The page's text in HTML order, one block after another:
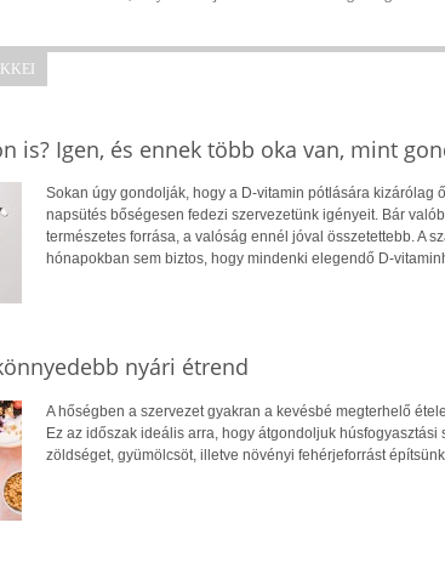
is? Igen, és ennek több oka van, mint
Sokan úgy gondolják, hogy a D-vitamin pótlására kizárólag
napsütés bőségesen fedezi szervezetünk igényeit. Bár
természetes forrása, a valóság ennél jóval összetettebb. A
hónapokban sem biztos, hogy mindenki elegendő D-
nyári étrend
A hőségben a szervezet gyakran a kevésbé megterhelő
Ez az időszak ideális arra, hogy átgondoljuk
zöldséget, gyümölcsöt, illetve növényi fehérjeforrást